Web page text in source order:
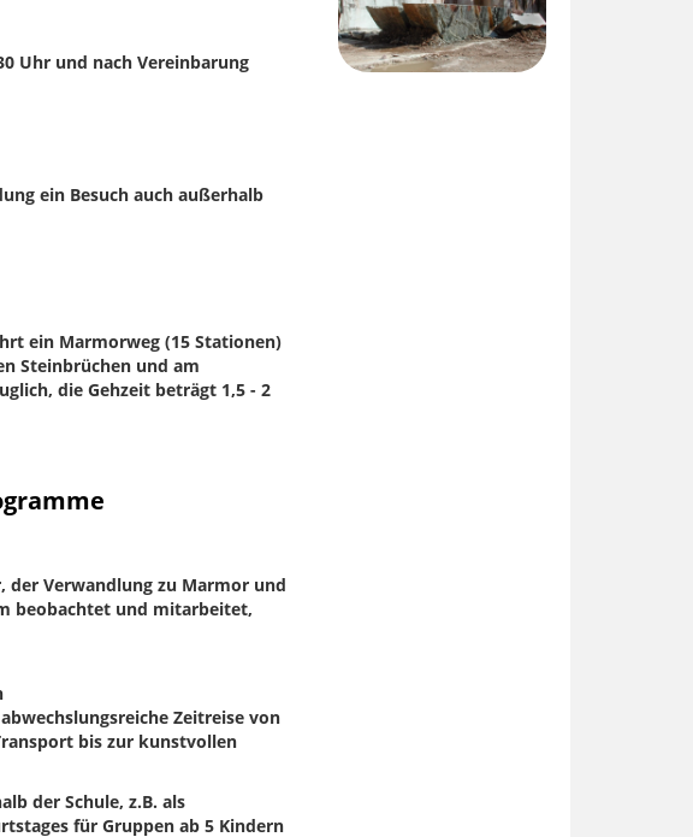
Uhr und nach Vereinbarung
ein Besuch auch außerhalb
ein Marmorweg (15 Stationen)
Steinbrüchen und am
die Gehzeit beträgt 1,5 - 2
Verwandlung zu Marmor und
beobachtet und mitarbeitet,
Zeitreise von
bis zur kunstvollen
der Schule, z.B. als
für Gruppen ab 5 Kindern